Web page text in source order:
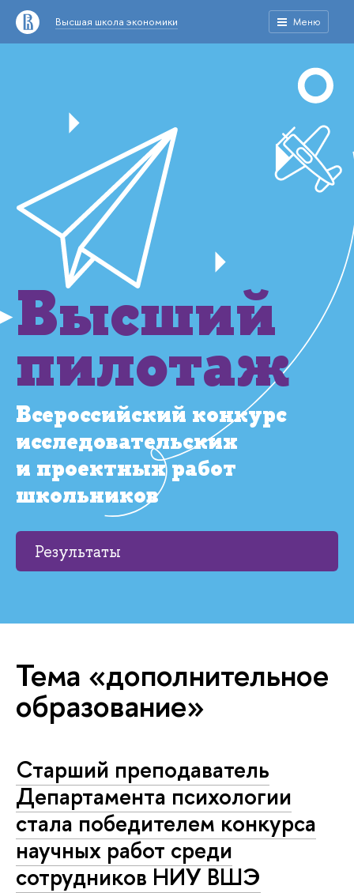
Высшая школа экономики Меню
Высший
пилотаж
Всероссийский конкурс
исследовательских
и проектных работ
школьников
Результаты
Тема «дополнительное
образование»
Старший преподаватель
Департамента психологии
стала победителем конкурса
научных работ среди
сотрудников НИУ ВШЭ